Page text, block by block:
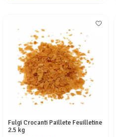
Fulgi Crocanti Paillete Feuilletine
2.5 kg